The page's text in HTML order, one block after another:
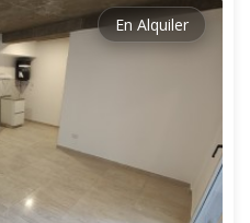
En Alquiler